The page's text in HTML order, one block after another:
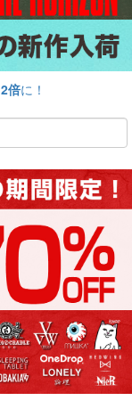
2倍に！